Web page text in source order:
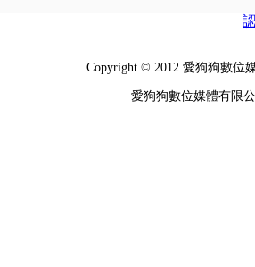
Copyright © 2012 愛狗狗數位
愛狗狗數位媒體有限